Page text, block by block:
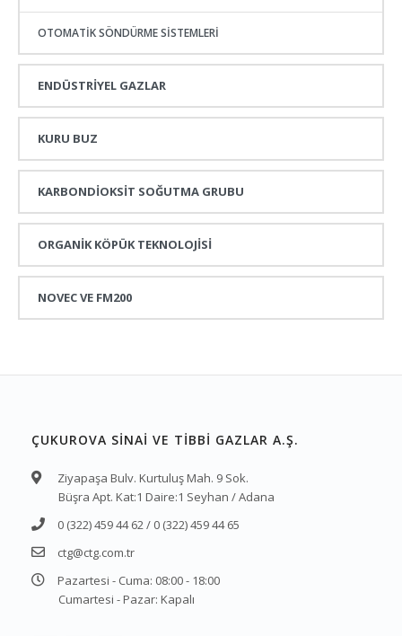
OTOMATIK SÖNDÜRME SISTEMLERI
ENDÜSTRİYEL GAZLAR
KURU BUZ
KARBONDİOKSİT SOĞUTMA GRUBU
ORGANİK KÖPÜK TEKNOLOJİSİ
NOVEC VE FM200
ÇUKUROVA SİNAİ VE TİBBİ GAZLAR A.Ş.
Ziyapaşa Bulv. Kurtuluş Mah. 9 Sok.
Büşra Apt. Kat:1 Daire:1 Seyhan / Adana
0 (322) 459 44 62 / 0 (322) 459 44 65
ctg@ctg.com.tr
Pazartesi - Cuma: 08:00 - 18:00
Cumartesi - Pazar: Kapalı